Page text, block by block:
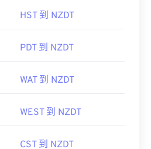
HST 到 NZDT
PDT 到 NZDT
WAT 到 NZDT
WEST 到 NZDT
CST 到 NZDT